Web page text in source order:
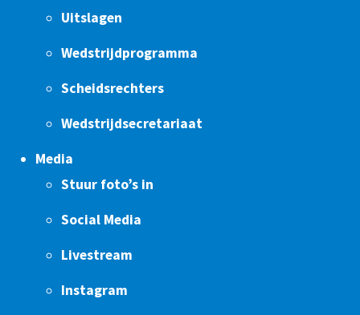
Uitslagen
Wedstrijdprogramma
Scheidsrechters
Wedstrijdsecretariaat
Media
Stuur foto’s in
Social Media
Livestream
Instagram